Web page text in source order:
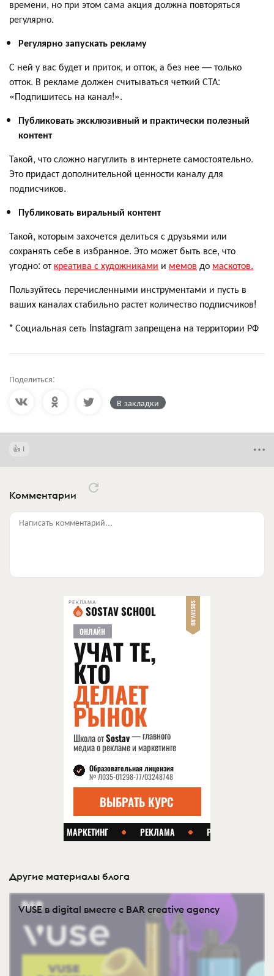
времени, но при этом сама акция должна повторяться
регулярно.
Регулярно запускать рекламу
С ней у вас будет и приток, и отток, а без нее — только
отток. В рекламе должен считываться четкий СТА:
«Подпишитесь на канал!».
Публиковать эксклюзивный и практически полезный
контент
Такой, что сложно нагуглить в интернете самостоятельно.
Это придаст дополнительной ценности каналу для
подписчиков.
Публиковать виральный контент
Такой, которым захочется делиться с друзьями или
сохранять себе в избранное. Это может быть все, что
угодно: от креатива с художниками и мемов до маскотов.
Пользуйтесь перечисленными инструментами и пусть в
ваших каналах стабильно растет количество подписчиков!
* Социальная сеть Instagram запрещена на территории РФ
Поделиться:
В закладки
1
Комментарии
Написать комментарий...
РЕКЛАМА
Другие материалы блога
VUSE в digital вместе с BAR creative agency